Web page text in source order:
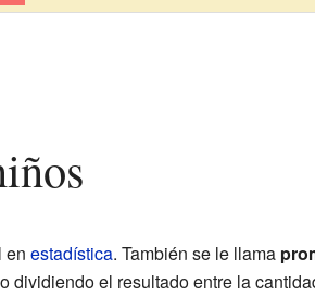
en estadística. También se le llama
dividiendo el resultado entre la